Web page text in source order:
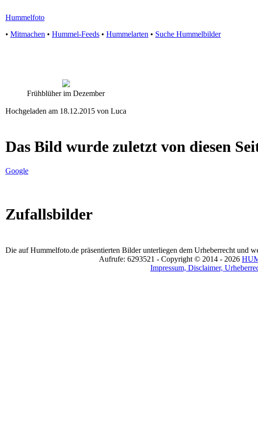
Hummelfoto
• Mitmachen • Hummel-Feeds • Hummelarten • Suche Hummelbilder
Frühblüher im Dezember
Hochgeladen am 18.12.2015 von Luca
Das Bild wurde zuletzt von diesen
Google
Zufallsbilder
Die auf Hummelfoto.de präsentierten Bilder unterliegen dem Urheberrecht und
Aufrufe: 6293521 - Copyright © 2014 - 2026
Impressum, Disclaimer,